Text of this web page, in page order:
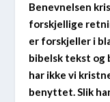
Benevnelsen
forskjellige
er forskjeller i
bibelsk tekst og
har ikke vi
benyttet. Slik